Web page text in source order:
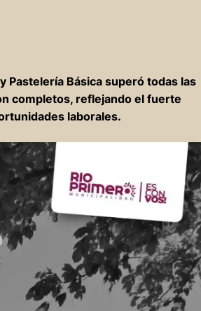
Pastelería Básica superó todas las
completos, reflejando el fuerte
laborales.